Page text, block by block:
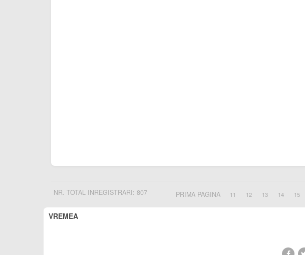
NR. TOTAL INREGISTRARI: 807 PRIMA PAGINA 11 12 13 14 15
VREMEA